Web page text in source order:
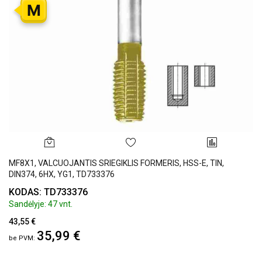
M
MF8X1, VALCUOJANTIS SRIEGIKLIS FORMERIS, HSS-E, TIN,
DIN374, 6HX, YG1, TD733376
KODAS: TD733376
Sandėlyje: 47 vnt.
43,55 €
35,99 €